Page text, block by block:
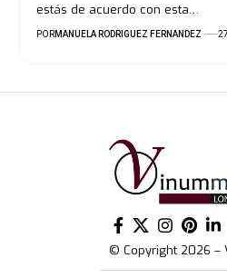
estás de acuerdo con esta…
PORMANUELA RODRIGUEZ FERNANDEZ
© Copyright 2026 –